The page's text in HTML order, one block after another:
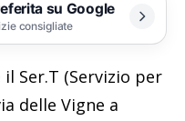
su Google
consigliate
Ser.T (Servizio per
delle Vigne a